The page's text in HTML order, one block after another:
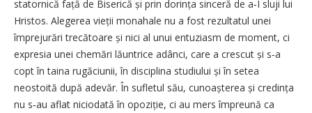
statornică față de Biserică și prin dorința sinceră de a‑I sluji lui
Hristos. Alegerea vieții monahale nu a fost rezultatul unei
împrejurări trecătoare și nici al unui entuziasm de moment, ci
expresia unei chemări lăuntrice adânci, care a crescut și s‑a
copt în taina rugăciunii, în disciplina studiului și în setea
neostoită după adevăr. În sufletul său, cunoașterea și credința
nu s‑au aflat niciodată în opoziție, ci au mers împreună ca